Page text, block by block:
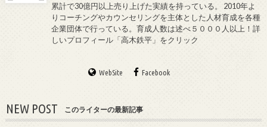
累計で30億円以上売り上げた実績を持っている。 2010年よ
りコーチングやカウンセリングを主体とした人材育成を各種
企業団体で行っている。育成人数は述べ５０００人以上！詳
しいプロフィール「高木鉄平」をクリック
WebSite Facebook
NEW POST このライターの最新記事